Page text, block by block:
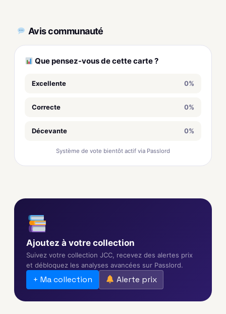
Avis communauté
Que pensez-vous de cette carte ?
Excellente 0%
Correcte 0%
Décevante 0%
Système de vote bientôt actif via Passlord
Ajoutez à votre collection
Suivez votre collection JCC, recevez des alertes prix
et débloquez les analyses avancées sur Passlord.
+ Ma collection Alerte prix